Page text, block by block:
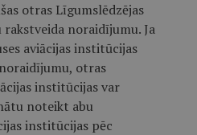
otras Līgumslēdzējas
noraidījumu. Ja
aviācijas institūcijas
otras
institūcijas var
noteikt abu
institūcijas pēc